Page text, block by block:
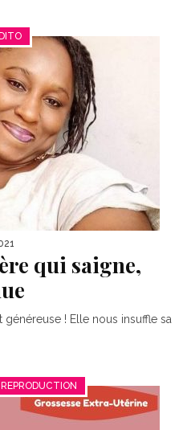
qui saigne,
! Elle nous insuffle sa